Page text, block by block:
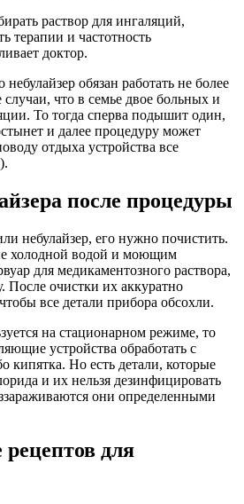
раствор для ингаляций,
терапии и частотность
доктор.
обязан работать не более
что в семье двое больных и
То тогда сперва подышит один,
и далее процедуру может
отдыха устройства все
после процедуры
небулайзер, его нужно почистить.
холодной водой и моющим
для медикаментозного раствора,
После очистки их аккуратно
все детали прибора обсохли.
на стационарном режиме, то
устройства обработать с
кипятка. Но есть детали, которые
и их нельзя дезинфицировать
они определенными
для